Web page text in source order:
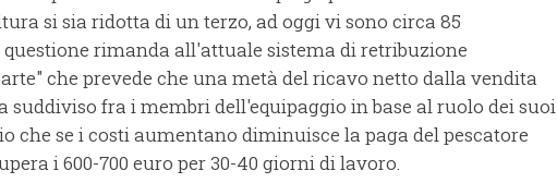
si sia ridotta di un terzo, ad oggi vi sono circa 85
questione rimanda all'attuale sistema di retribuzione
che prevede che una metà del ricavo netto dalla vendita
suddiviso fra i membri dell'equipaggio in base al ruolo dei suoi
che se i costi aumentano diminuisce la paga del pescatore
i 600-700 euro per 30-40 giorni di lavoro.